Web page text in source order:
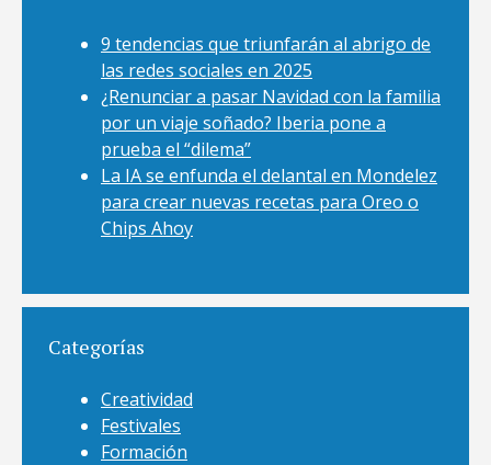
9 tendencias que triunfarán al abrigo de
las redes sociales en 2025
¿Renunciar a pasar Navidad con la familia
por un viaje soñado? Iberia pone a
prueba el “dilema”
La IA se enfunda el delantal en Mondelez
para crear nuevas recetas para Oreo o
Chips Ahoy
Categorías
Creatividad
Festivales
Formación